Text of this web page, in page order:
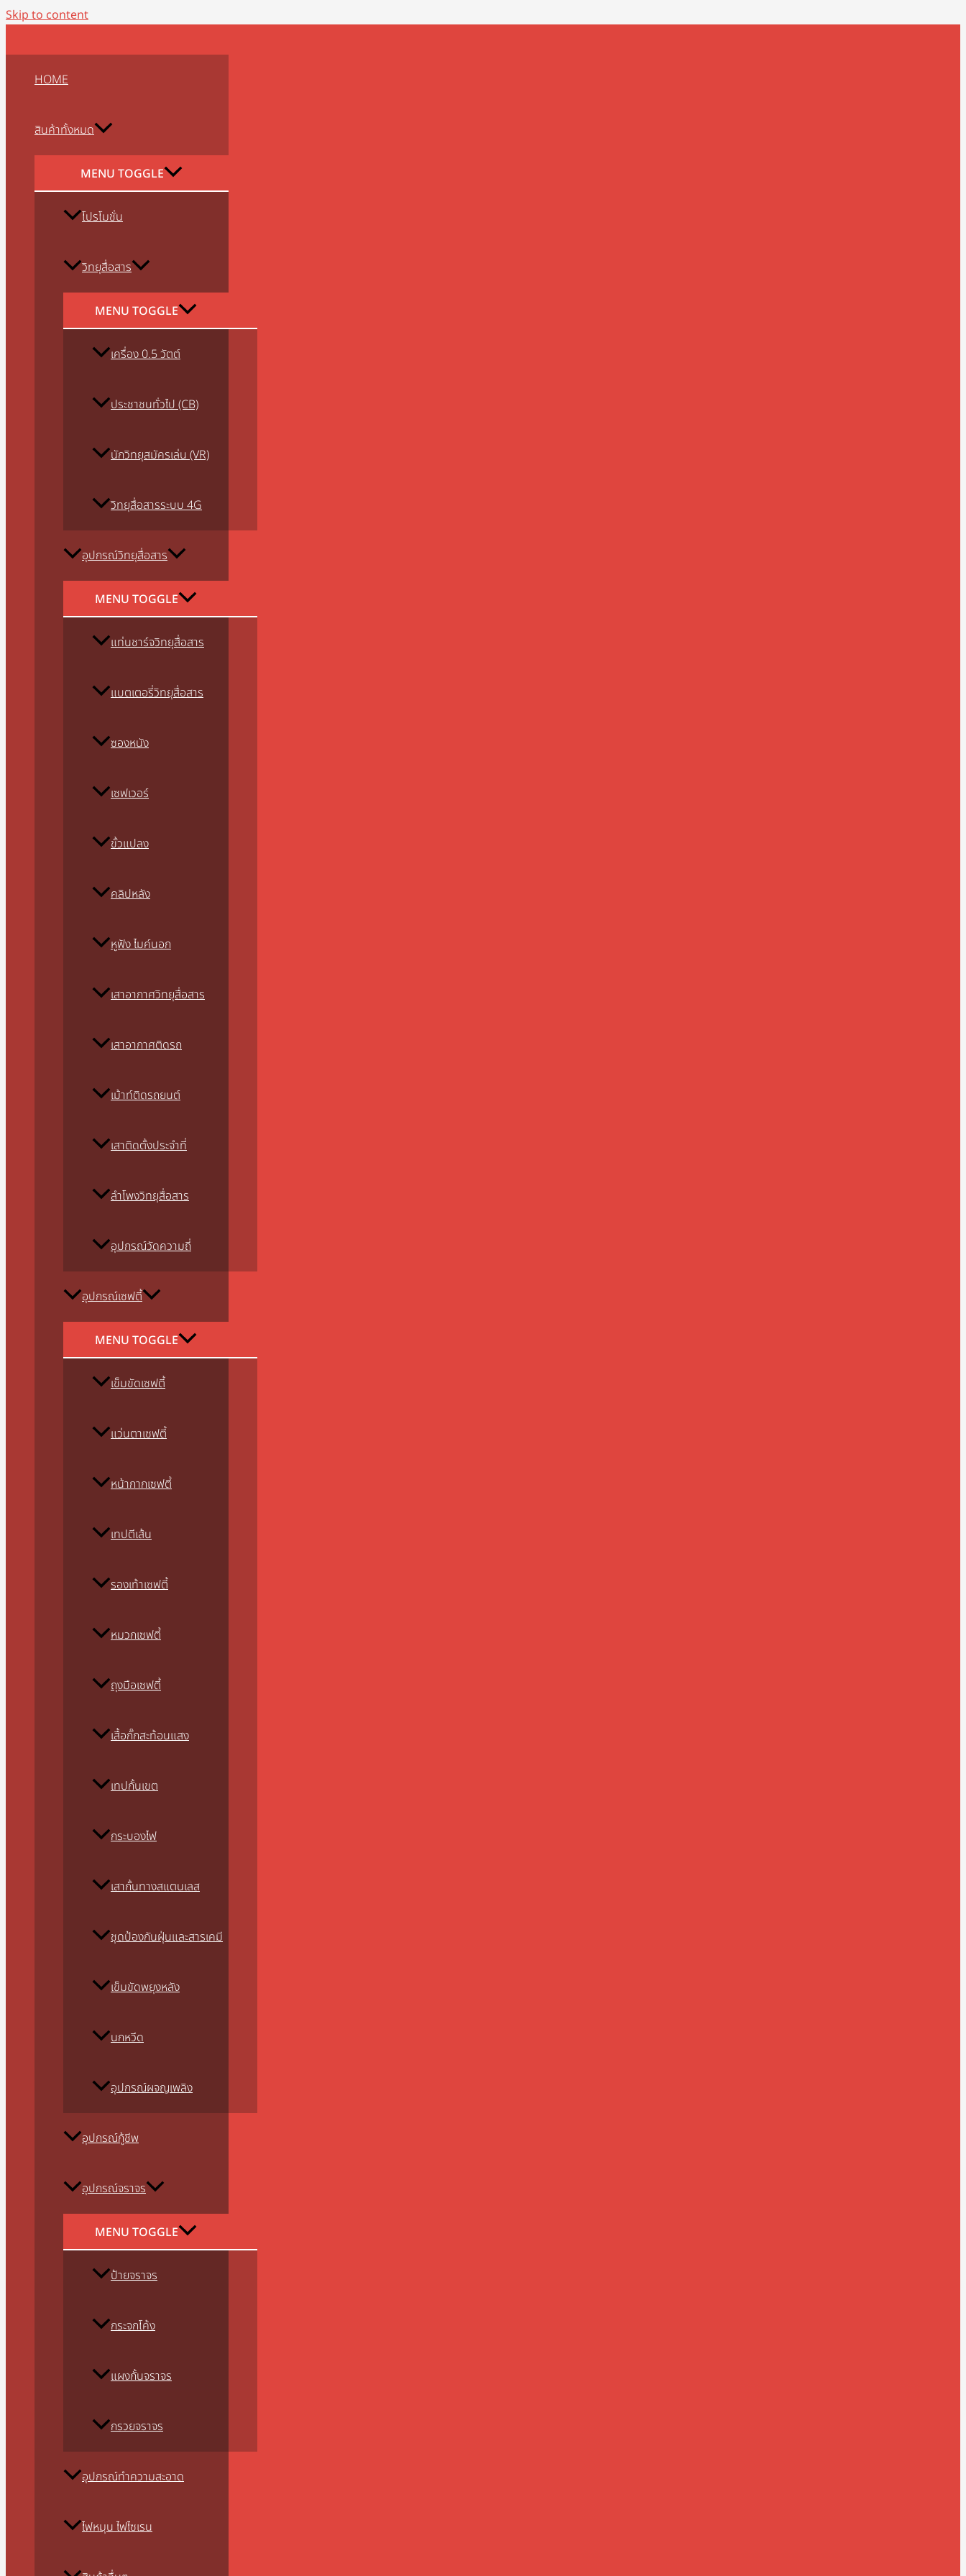
Skip to content
HOME
สินค้าทั้งหมด
MENU TOGGLE
โปรโมชั่น
วิทยุสื่อสาร
MENU TOGGLE
เครื่อง 0.5 วัตต์
ประชาชนทั่วไป (CB)
นักวิทยุสมัครเล่น (VR)
วิทยุสื่อสารระบบ 4G
อุปกรณ์วิทยุสื่อสาร
MENU TOGGLE
แท่นชาร์จวิทยุสื่อสาร
แบตเตอรี่วิทยุสื่อสาร
ซองหนัง
เซฟเวอร์
ขั้วแปลง
คลิปหลัง
หูฟัง ไมค์นอก
เสาอากาศวิทยุสื่อสาร
เสาอากาศติดรถ
เม้าท์ติดรถยนต์
เสาติดตั้งประจำที่
ลำโพงวิทยุสื่อสาร
อุปกรณ์วัดความถี่
อุปกรณ์เซฟตี้
MENU TOGGLE
เข็มขัดเซฟตี้
แว่นตาเซฟตี้
หน้ากากเซฟตี้
เทปตีเส้น
รองเท้าเซฟตี้
หมวกเซฟตี้
ถุงมือเซฟตี้
เสื้อกั๊กสะท้อนแสง
เทปกั้นเขต
กระบองไฟ
เสากั้นทางสแตนเลส
ชุดป้องกันฝุ่นและสารเคมี
เข็มขัดพยุงหลัง
นกหวีด
อุปกรณ์ผจญเพลิง
อุปกรณ์กู้ชีพ
อุปกรณ์จราจร
MENU TOGGLE
ป้ายจราจร
กระจกโค้ง
แผงกั้นจราจร
กรวยจราจร
อุปกรณ์ทำความสะอาด
ไฟหมุน ไฟไซเรน